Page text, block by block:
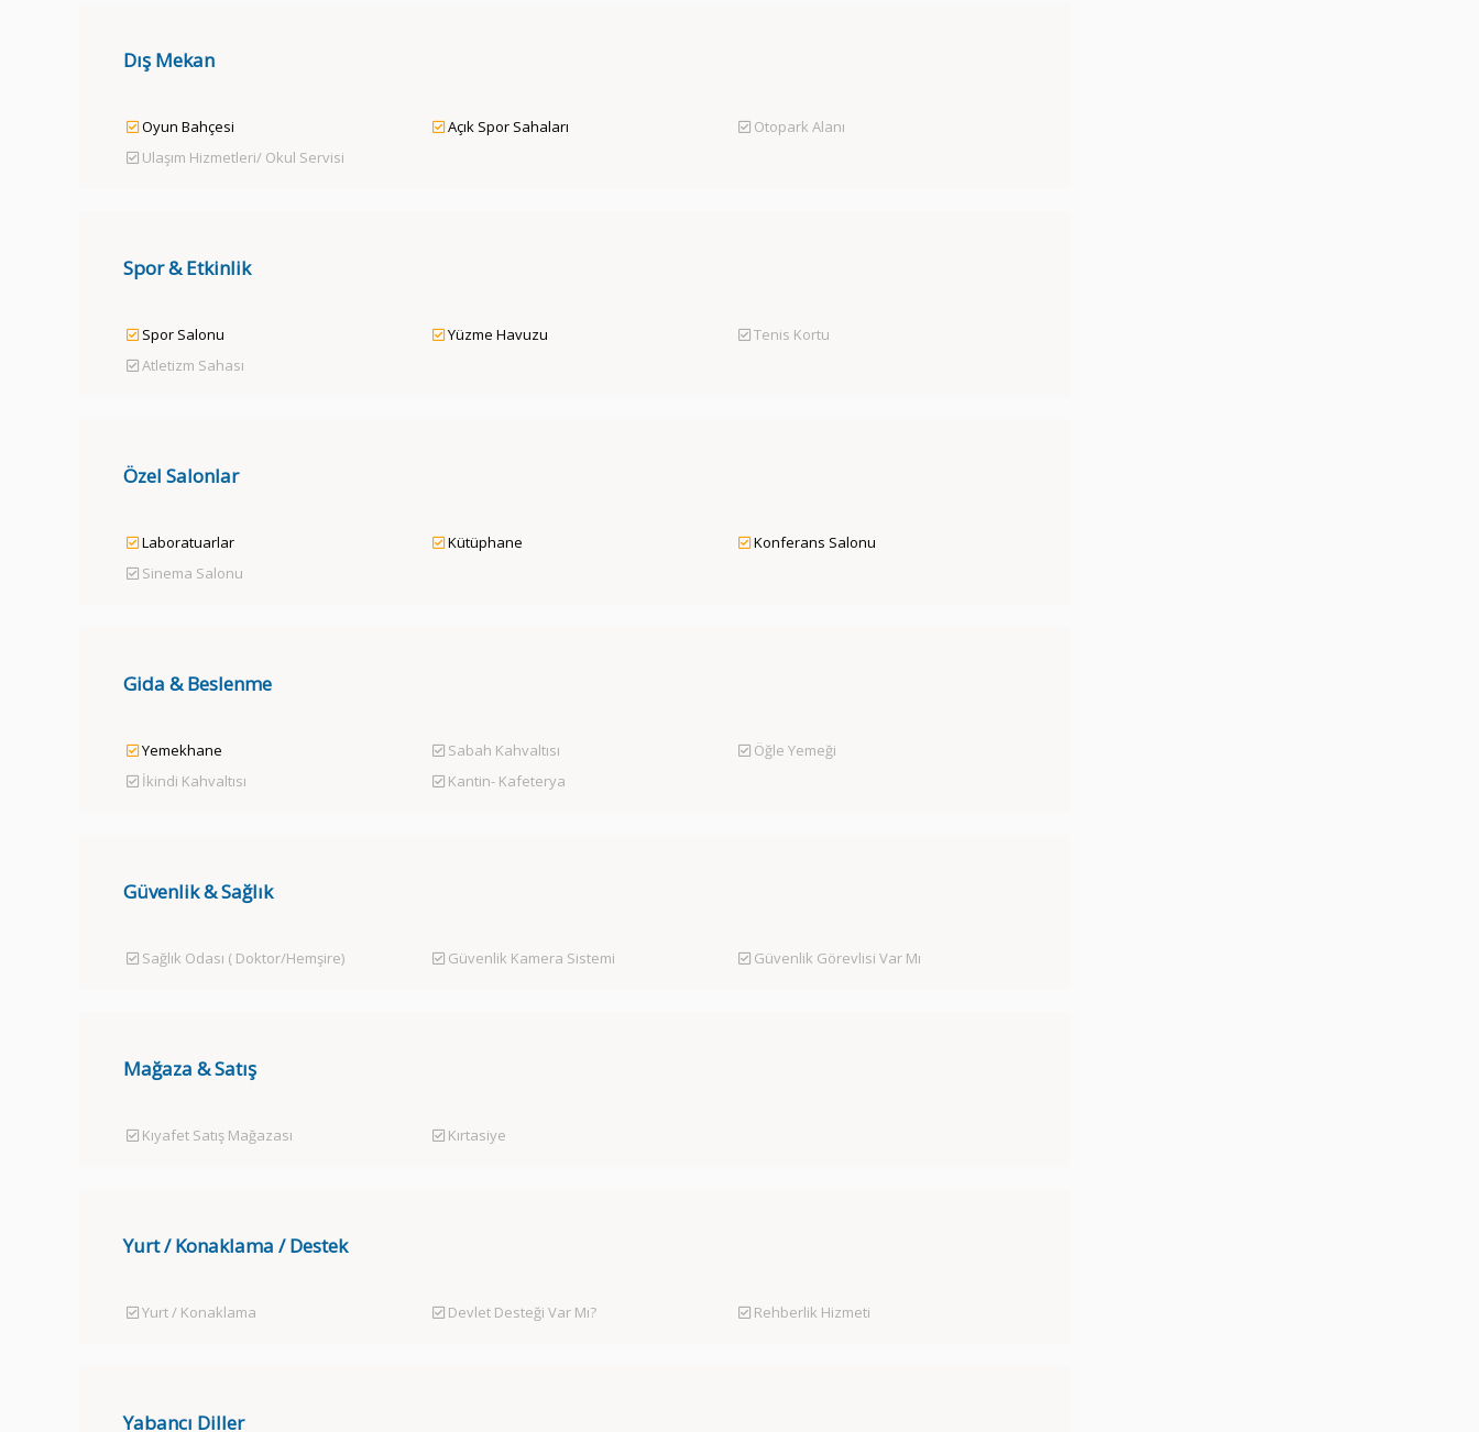
Dış Mekan
Oyun Bahçesi Açık Spor Sahaları
Otopark Alanı
Ulaşım Hizmetleri/ Okul Servisi
Spor & Etkinlik
Spor Salonu Yüzme Havuzu
Tenis Kortu
Atletizm Sahası
Özel Salonlar
Laboratuarlar Kütüphane
Konferans Salonu
Sinema Salonu
Gida & Beslenme
Yemekhane Sabah Kahvaltısı
Öğle Yemeği
İkindi Kahvaltısı
Kantin- Kafeterya
Güvenlik & Sağlık
Sağlık Odası ( Doktor/Hemşire) Güvenlik Kamera Sistemi Güvenlik Görevlisi Var Mı
Mağaza & Satış
Kıyafet Satış Mağazası Kırtasiye
Yurt / Konaklama / Destek
Yurt / Konaklama Devlet Desteği Var Mı? Rehberlik Hizmeti
Yabancı Diller